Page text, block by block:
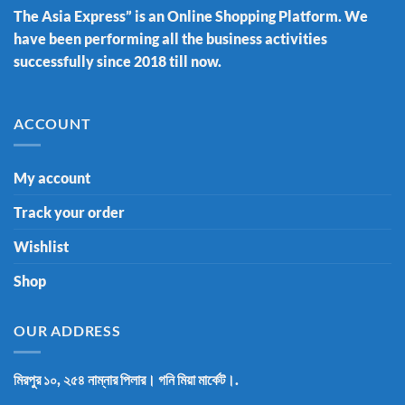
The Asia Express” is an Online Shopping Platform. We
have been performing all the business activities
successfully since 2018 till now.
ACCOUNT
My account
Track your order
Wishlist
Shop
OUR ADDRESS
মিরপুর ১০, ২৫৪ নাম্নার পিলার। গনি মিয়া মার্কেট।.